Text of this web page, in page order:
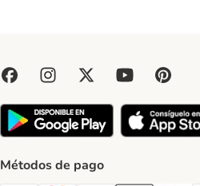
Métodos de pago